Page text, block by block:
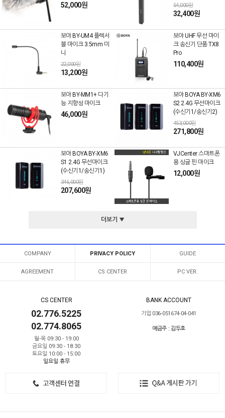
52,000원 54,000원
32,400원
보야 BY-UM4 플렉서
블 마이크 3.5mm 미
니
22,000원
13,200원
보야 UHF 무선 마이
크 송신기 단품 TX8
Pro
110,400원
보야 BY-MM1+ 다기
능 지향성 마이크
46,000원
보야 BOYA BY-XM6
S2 2.4G 무선마이크
(수신기1/송신기2)
453,000원
271,800원
보야 BOYA BY-XM6
S1 2.4G 무선마이크
(수신기1/송신기1)
346,000원
207,600원
VJCenter 스마트폰
용 싱글 핀 마이크
12,000원
더보기 ▼
COMPANY PRIVACY POLICY GUIDE
AGREEMENT CS CENTER PC VER.
CS CENTER
02.776.5225
02.774.8065
월-목 09:30 - 19:00
금요일 09:30 - 18:30
토요일 10:00 - 15:00
일요일 휴무
BANK ACCOUNT
기업 036-051674-04-041
예금주 : 김두호